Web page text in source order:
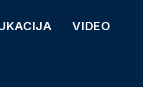
VIDEO